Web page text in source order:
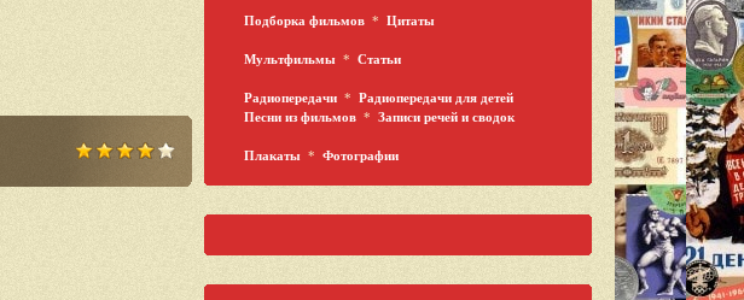
Подборка фильмов * Цитаты
Мультфильмы * Статьи
Радиопередачи * Радиопередачи для детей
Песни из фильмов * Записи речей и сводок
Плакаты * Фотографии